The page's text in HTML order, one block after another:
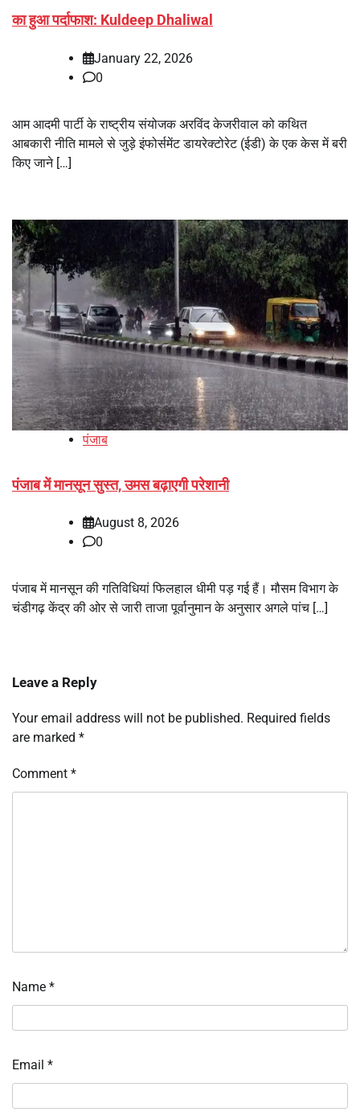
का हुआ पर्दाफाश: Kuldeep Dhaliwal
January 22, 2026
0
आम आदमी पार्टी के राष्ट्रीय संयोजक अरविंद केजरीवाल को कथित
आबकारी नीति मामले से जुड़े इंफोर्समेंट डायरेक्टोरेट (ईडी) के एक केस में बरी
किए जाने […]
पंजाब
पंजाब में मानसून सुस्त, उमस बढ़ाएगी परेशानी
August 8, 2026
0
पंजाब में मानसून की गतिविधियां फिलहाल धीमी पड़ गई हैं। मौसम विभाग के
चंडीगढ़ केंद्र की ओर से जारी ताजा पूर्वानुमान के अनुसार अगले पांच […]
Leave a Reply
Your email address will not be published. Required fields
are marked *
Comment *
Name *
Email *